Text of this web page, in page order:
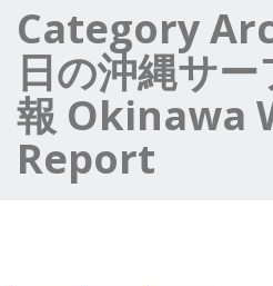
Category
日の沖縄サ
報 Okinawa
Report